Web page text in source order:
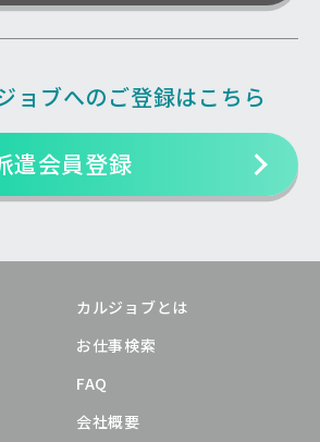
ョブへのご登録はこちら
遣会員登録
カルジョブとは
お仕事検索
FAQ
会社概要